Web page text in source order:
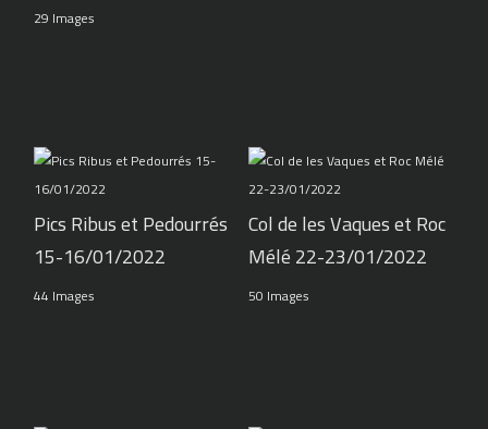
29 Images
Pics Ribus et Pedourrés
15-16/01/2022
44 Images
Col de les Vaques et Roc
Mélé 22-23/01/2022
50 Images